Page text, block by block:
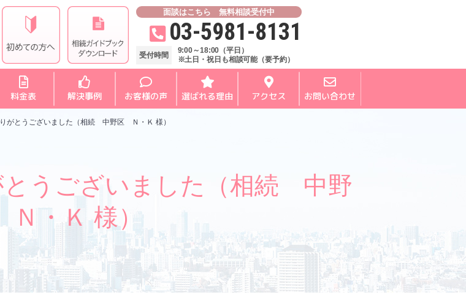
面談はこちら 無料相談受付中
03-5981-8131
受付時間
9:00～18:00（平日）
※土日・祝日も相談可能（要予約）
料金表 解決事例 お客様の声 選ばれる理由 アクセス お問い合わせ
がとうございました（相続 中野区 Ｎ・Ｋ 様）
とうございました（相続 中野
・Ｋ 様）